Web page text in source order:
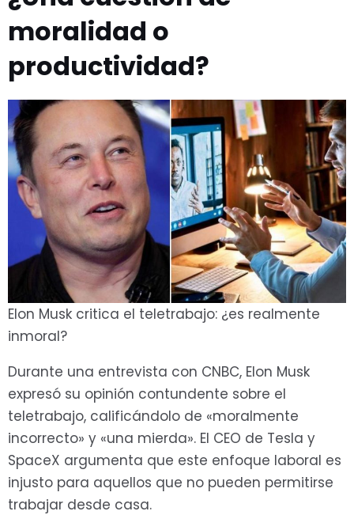
moralidad o
productividad?
Elon Musk critica el teletrabajo: ¿es realmente
inmoral?
Durante una entrevista con CNBC, Elon Musk
expresó su opinión contundente sobre el
teletrabajo, calificándolo de «moralmente
incorrecto» y «una mierda». El CEO de Tesla y
SpaceX argumenta que este enfoque laboral es
injusto para aquellos que no pueden permitirse
trabajar desde casa.